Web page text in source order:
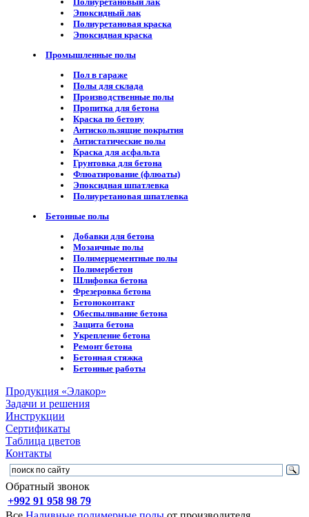
Эпоксидный лак
Полиуретановая краска
Эпоксидная краска
Промышленные полы
Пол в гараже
Полы для склада
Производственные полы
Пропитка для бетона
Краска по бетону
Антискользящие покрытия
Антистатические полы
Краска для асфальта
Грунтовка для бетона
Флюатирование (флюаты)
Эпоксидная шпатлевка
Полиуретановая шпатлевка
Бетонные полы
Добавки для бетона
Мозаичные полы
Полимерцементные полы
Полимербетон
Шлифовка бетона
Фрезеровка бетона
Бетоноконтакт
Обеспыливание бетона
Защита бетона
Укрепление бетона
Ремонт бетона
Бетонная стяжка
Бетонные работы
Продукция «Элакор»
Задачи и решения
Инструкции
Сертификаты
Таблица цветов
Контакты
Обратный звонок
+992 91 958 98 79